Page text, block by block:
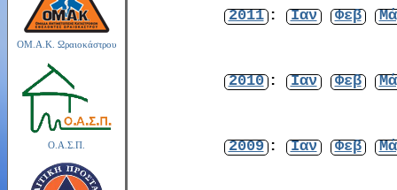
ΟΜ.Α.Κ. Ωραιοκάστρου
Ο.Α.Σ.Π.
2011 : Ιαν Φεβ
2010 : Ιαν Φεβ
2009 : Ιαν Φεβ